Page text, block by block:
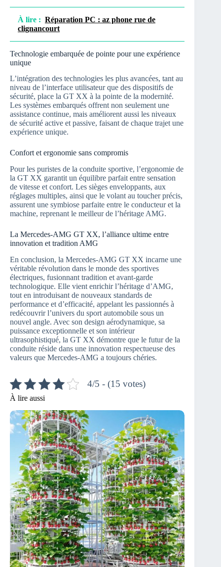
À lire : Réparation PC : az phone rue de
clignancourt
Technologie embarquée de pointe pour une expérience
unique
L’intégration des technologies les plus avancées, tant au
niveau de l’interface utilisateur que des dispositifs de
sécurité, place la GT XX à la pointe de la modernité.
Les systèmes embarqués offrent non seulement une
assistance continue, mais améliorent aussi les niveaux
de sécurité active et passive, faisant de chaque trajet une
expérience unique.
Confort et ergonomie sans compromis
Pour les puristes de la conduite sportive, l’ergonomie de
la GT XX garantit un équilibre parfait entre sensation
de vitesse et confort. Les sièges enveloppants, aux
réglages multiples, ainsi que le volant au toucher précis,
assurent une symbiose parfaite entre le conducteur et la
machine, reprenant le meilleur de l’héritage AMG.
La Mercedes-AMG GT XX, l’alliance ultime entre
innovation et tradition AMG
En conclusion, la Mercedes-AMG GT XX incarne une
véritable révolution dans le monde des sportives
électriques, fusionnant tradition et avant-garde
technologique. Elle vient enrichir l’héritage d’AMG,
tout en introduisant de nouveaux standards de
performance et d’efficacité, appelant les passionnés à
redécouvrir l’univers du sport automobile sous un
nouvel angle. Avec son design aérodynamique, sa
puissance exceptionnelle et son intérieur
ultrasophistiqué, la GT XX démontre que le futur de la
conduite réside dans une innovation respectueuse des
valeurs que Mercedes-AMG a toujours chéries.
4/5 - (15 votes)
À lire aussi